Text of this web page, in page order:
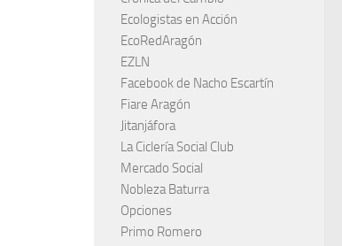
Ecologistas en Acción
EcoRedAragón
EZLN
Facebook de Nacho Escartín
Fiare Aragón
Jitanjáfora
La Ciclería Social Club
Mercado Social
Nobleza Baturra
Opciones
Primo Romero